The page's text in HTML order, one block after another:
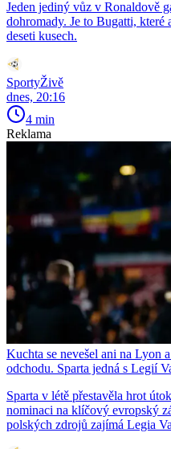
Jeden jediný vůz v Ronaldově
dohromady. Je to Bugatti,
deseti kusech.
SportyŽivě
dnes, 20:16
4 min
Reklama
Kuchta se nevešel ani na Lyon
odchodu. Sparta jedná s Legií
Sparta v létě přestavěla hrot
nominaci na klíčový evropský
polských zdrojů zajímá Legia